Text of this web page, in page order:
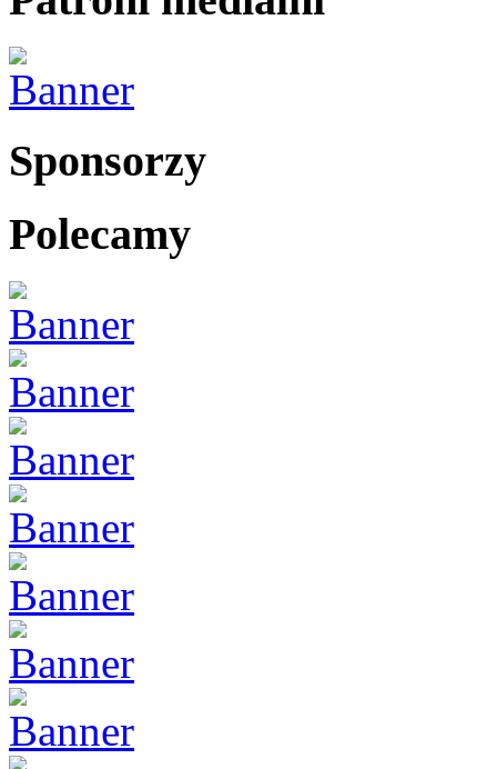
Sponsorzy
Polecamy